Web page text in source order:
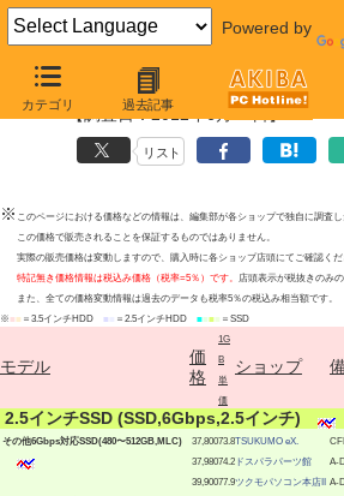
Powered by
カテゴリ 過去記事
その他6Gbps対応SSD最安値上位
【調査日：2012年6月21日】
リスト
※ このページにおける価格などの情報は、編集部が各ショップで独自に調査し
この価格で販売されることを保証するものではありません。
実際の販売価格は変動しますので、購入時に各ショップ店頭にてご確認くだ
特記無き価格情報は税込み価格（税率=5％）です。
店頭表示が税抜きのみ
また、全ての価格変動情報は過去のデータも税率5％の税込み相当額です。
※ ■■ ＝3.5インチHDD ■ ＝2.5インチHDD ■■■■ ＝SSD
モデル
価
格
1G
B
単
価
ショップ
2.5インチSSD (SSD,6Gbps,2.5インチ)
その他6Gbps対応SSD(480〜512GB,MLC) 37,80073.8TSUKUMO eX.
37,98074.2 ドスパラパーツ館
A-
39,90077.9ツクモパソコン本店II
A-